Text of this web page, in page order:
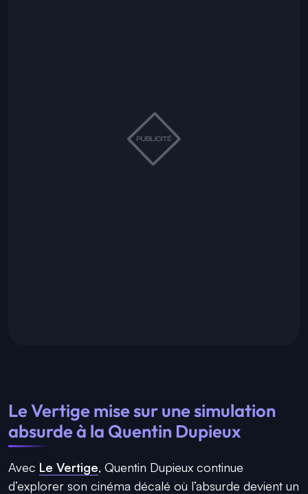
Le Vertige mise sur une simulation
absurde à la Quentin Dupieux
Avec Le Vertige, Quentin Dupieux continue
d’explorer son cinéma décalé où l’absurde devient un